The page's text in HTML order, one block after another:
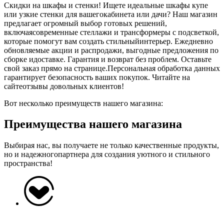
Скидки на шкафы и стенки! Ищете идеальные шкафы купе
или узкие стенки для вашегокабинета или дачи? Наш магазин
предлагает огромный выбор готовых решений,
включаясовременные стеллажи и трансформеры с подсветкой,
которые помогут вам создать стильныйинтерьер. Ежедневно
обновляемые акции и распродажи, выгодные предложения по
сборке идоставке. Гарантия и возврат без проблем. Оставьте
свой заказ прямо на странице.Персональная обработка данных
гарантирует безопасность ваших покупок. Читайте на
сайтеотзывы довольных клиентов!
Вот несколько преимуществ нашего магазина:
Преимущества нашего магазина
Выбирая нас, вы получаете не только качественные продукты,
но и надежногопартнера для создания уютного и стильного
пространства!